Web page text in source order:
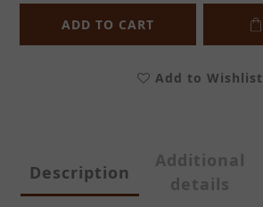
ADD TO CART
Add to Wishlist
Description
Additional
details